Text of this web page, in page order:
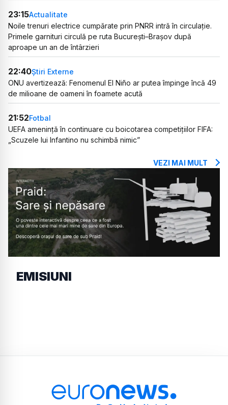
23:15Actualitate
Noile trenuri electrice cumpărate prin PNRR intră în circulație.
Primele garnituri circulă pe ruta București–Brașov după
aproape un an de întârzieri
22:40Știri Externe
ONU avertizează: Fenomenul El Niño ar putea împinge încă 49
de milioane de oameni în foamete acută
21:52Fotbal
UEFA amenință în continuare cu boicotarea competițiilor FIFA:
„Scuzele lui Infantino nu schimbă nimic”
VEZI MAI MULT
EMISIUNI